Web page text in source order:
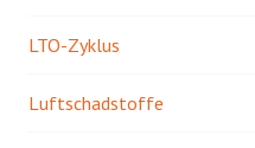
LTO-Zyklus
Luftschadstoffe